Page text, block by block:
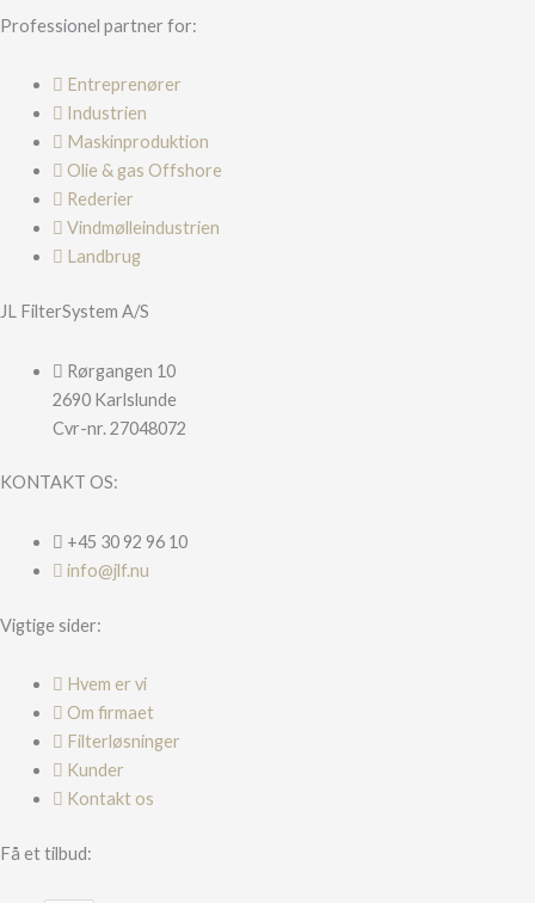
Professionel partner for:
Entreprenører
Industrien
Maskinproduktion
Olie & gas Offshore
Rederier
Vindmølleindustrien
Landbrug
JL FilterSystem A/S
Rørgangen 10
2690 Karlslunde
Cvr-nr. 27048072
KONTAKT OS:
+45 30 92 96 10
info@jlf.nu
Vigtige sider:
Hvem er vi
Om firmaet
Filterløsninger
Kunder
Kontakt os
Få et tilbud: